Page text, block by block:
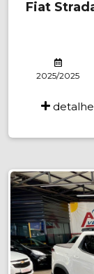
Fiat
2025/2025